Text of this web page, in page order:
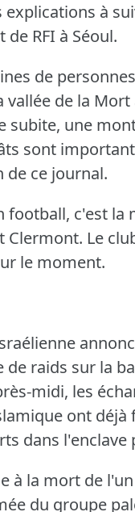
explications à
RFI à Séoul.
de
vallée de la
subite, une
sont
de ce journal.
football, c'est la
Clermont. Le
le moment.
de raids sur la
midi, les
ont déjà
dans l'enclave
à la mort de
du groupe